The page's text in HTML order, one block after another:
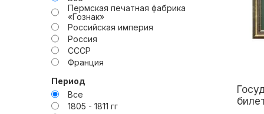
Пермская печатная фабрика
«Гознак»
Российская империя
Россия
СССР
Франция
Период
Все
1805 - 1811 гг